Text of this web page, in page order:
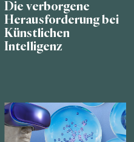
Die verborgene
Herausforderung bei
Künstlichen
Intelligenz